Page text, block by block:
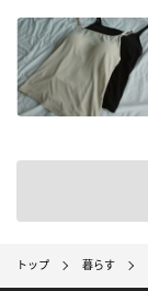
トップ 暮らす